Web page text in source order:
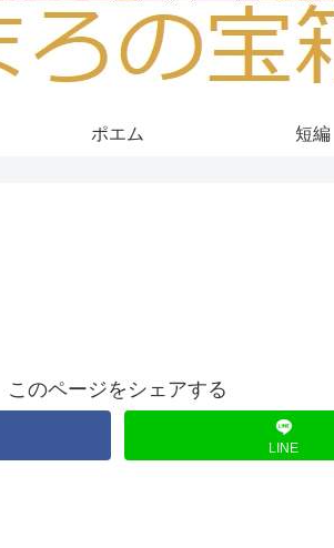
ポエム 短編
このページをシェアする
LINE